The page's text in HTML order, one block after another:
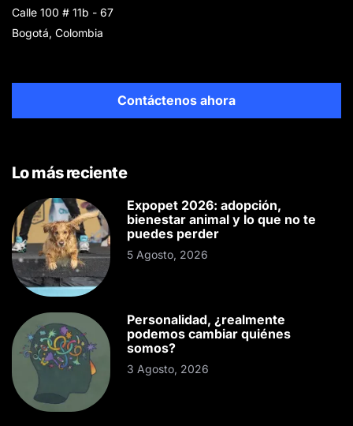
Calle 100 # 11b - 67
Bogotá, Colombia
Contáctenos ahora
Lo más reciente
Expopet 2026: adopción,
bienestar animal y lo que no te
puedes perder
5 Agosto, 2026
Personalidad, ¿realmente
podemos cambiar quiénes
somos?
3 Agosto, 2026